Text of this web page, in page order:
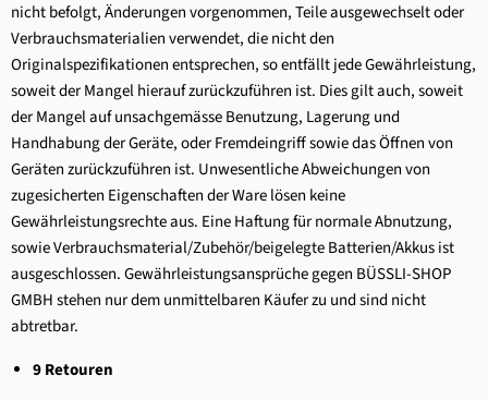
nicht befolgt, Änderungen vorgenommen, Teile ausgewechselt oder
Verbrauchsmaterialien verwendet, die nicht den
Originalspezifikationen entsprechen, so entfällt jede Gewährleistung,
soweit der Mangel hierauf zurückzuführen ist. Dies gilt auch, soweit
der Mangel auf unsachgemässe Benutzung, Lagerung und
Handhabung der Geräte, oder Fremdeingriff sowie das Öffnen von
Geräten zurückzuführen ist. Unwesentliche Abweichungen von
zugesicherten Eigenschaften der Ware lösen keine
Gewährleistungsrechte aus. Eine Haftung für normale Abnutzung,
sowie Verbrauchsmaterial/Zubehör/beigelegte Batterien/Akkus ist
ausgeschlossen. Gewährleistungsansprüche gegen BÜSSLI-SHOP
GMBH stehen nur dem unmittelbaren Käufer zu und sind nicht
abtretbar.
9 Retouren